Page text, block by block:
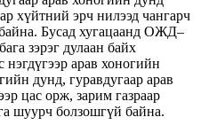
хүйтний эрч нилээд чангарч
Бусад хугацаанд ОЖД–
зэрэг дулаан байх
арав хоногийн
дунд, гуравдугаар арав
цас орж, зарим газраар
шуурч болзошгүй байна.